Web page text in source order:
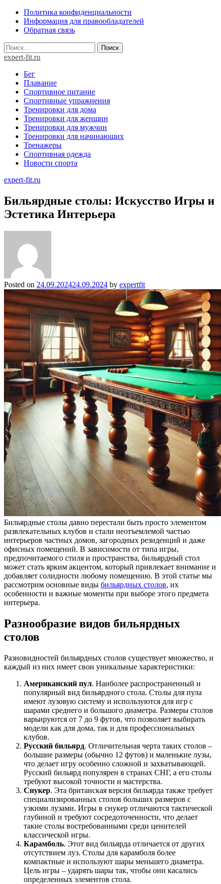
Skip
content
Политика конфиденциальности
Информация для правообладателей
Обратная связь
Найти:
expert-fit.ru
Бег
Плавание
Спортивное питание
Спортивные упражнения
Тренировки для дома
Тренировки для женщин
Тренировки для мужчин
Тренировки для начинающих
Тренажеры
Спортивная одежда
Новости спорта
expert-fit.ru
Бильярдные столы: Искусство Игры и
Эстетика Интерьера
Posted on 24.09.202424.09.2024 by expertfit
Бильярдные столы давно перестали быть просто элементом
развлекательных клубов и стали неотъемлемой частью
интерьеров частных домов, загородных резиденций и даже
офисных помещений. В зависимости от типа игры,
предпочитаемого стиля и пространства, бильярдный стол
может стать ярким акцентом, который привлекает внимание и
добавляет солидности любому помещению. В этой статье мы
рассмотрим основные виды бильярдных столов, их
особенности и важные моменты при выборе этого предмета
интерьера.
Разнообразие видов бильярдных
столов
Разновидностей бильярдных столов существует множество, и
каждый из них имеет свои уникальные характеристики:
Американский пул. Наиболее распространенный и
популярный вид бильярдного стола. Столы для пула
имеют лузовую систему и используются для игр с
шарами среднего и большого диаметра. Размеры столов
варьируются от 7 до 9 футов, что позволяет выбирать
модели как для дома, так и для профессиональных
клубов.
Русский бильярд. Отличительная черта таких столов –
большие размеры (обычно 12 футов) и маленькие лузы,
что делает игру особенно сложной и захватывающей.
Русский бильярд популярен в странах СНГ, а его столы
требуют высокой точности и мастерства.
Снукер. Эта британская версия бильярда также требует
специализированных столов больших размеров с
узкими лузами. Игры в снукер отличаются тактической
глубиной и требуют сосредоточенности, что делает
такие столы востребованными среди ценителей
классической игры.
Карамболь. Этот вид бильярда отличается от других
отсутствием луз. Столы для карамболя более
компактные и используют шары меньшего диаметра.
Цель игры – ударять шары так, чтобы они касались
определенных элементов стола.